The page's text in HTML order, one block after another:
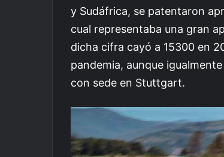
y Sudáfrica, se patentaron
cual representaba una gran
dicha cifra cayó a 15300 en
pandemia, aunque
con sede en Stuttgart.